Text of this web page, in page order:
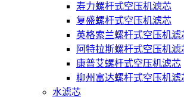
寿力螺杆式空压机滤芯
复盛螺杆式空压机滤芯
英格索兰螺杆式空压机滤
阿特拉斯螺杆式空压机滤
康普艾螺杆式空压机滤芯
柳州富达螺杆式空压机滤
水滤芯